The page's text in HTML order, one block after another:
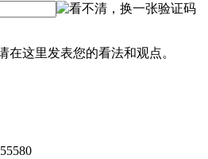
验证码
这里发表您的看法和观点。